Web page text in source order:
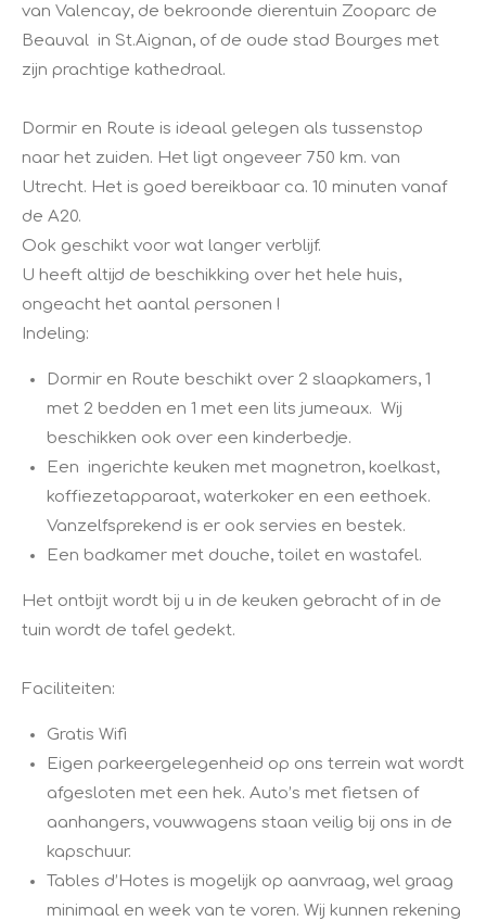
van Valencay, de bekroonde dierentuin Zooparc de
Beauval in St.Aignan, of de oude stad Bourges met
zijn prachtige kathedraal.
Dormir en Route is ideaal gelegen als tussenstop
naar het zuiden. Het ligt ongeveer 750 km. van
Utrecht. Het is goed bereikbaar ca. 10 minuten vanaf
de A20.
Ook geschikt voor wat langer verblijf.
U heeft altijd de beschikking over het hele huis,
ongeacht het aantal personen !
Indeling:
Dormir en Route beschikt over 2 slaapkamers, 1
met 2 bedden en 1 met een lits jumeaux. Wij
beschikken ook over een kinderbedje.
Een ingerichte keuken met magnetron, koelkast,
koffiezetapparaat, waterkoker en een eethoek.
Vanzelfsprekend is er ook servies en bestek.
Een badkamer met douche, toilet en wastafel.
Het ontbijt wordt bij u in de keuken gebracht of in de
tuin wordt de tafel gedekt.
Faciliteiten:
Gratis Wifi
Eigen parkeergelegenheid op ons terrein wat wordt
afgesloten met een hek. Auto’s met fietsen of
aanhangers, vouwwagens staan veilig bij ons in de
kapschuur.
Tables d’Hotes is mogelijk op aanvraag, wel graag
minimaal en week van te voren. Wij kunnen rekening